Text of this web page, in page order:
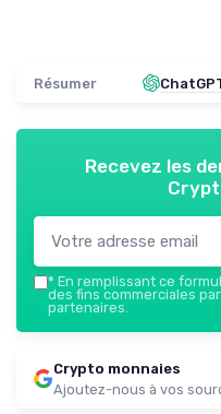
Résumer
Recevez les
* En remplissant ce
des fins commerciales
partenaires.
Crypto monnaies
Ajoutez-nous à vos